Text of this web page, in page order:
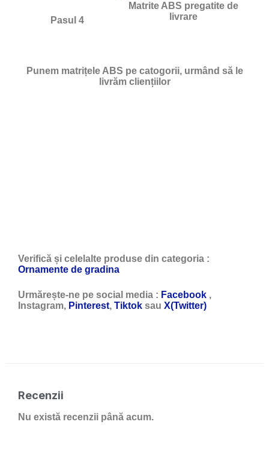
Matrite ABS pregatite de
livrare
Pasul 4
Punem matrițele ABS pe catogorii, urmând să le
livrăm cliențiilor
Verifică și celelalte produse din categoria :
Ornamente de gradina
Urmărește-ne pe social media : Facebook ,
Instagram, Pinterest, Tiktok sau X(Twitter)
Recenzii
Nu există recenzii până acum.